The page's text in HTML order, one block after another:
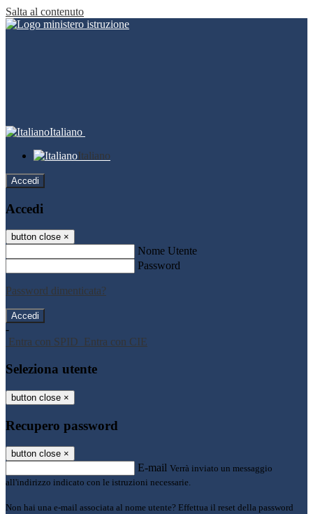
Salta al contenuto
Italiano
Italiano
Accedi
Accedi
button close ×
Nome Utente
Password
Password dimenticata?
-
Entra con SPID Entra con CIE
Seleziona utente
button close ×
Recupero password
button close ×
E-mail Verrà inviato un messaggio
all'indirizzo indicato con le istruzioni necessarie.
Non hai una e-mail associata al nome utente? Effettua il reset della password